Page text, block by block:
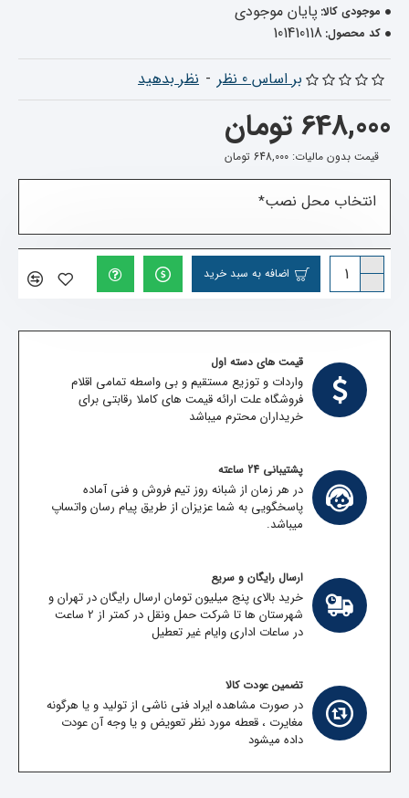
موجودی کالا: پایان موجودی
کد محصول: 101410118
بر اساس 0 نظر - نظر بدهید
648,000 تومان
قیمت بدون مالیات: 648,000 تومان
انتخاب محل نصب
اضافه به سبد خرید
قیمت های دسته اول
واردات و توزیع مستقیم و بی واسطه تمامی اقلام
فروشگاه علت ارائه قیمت های کاملا رقابتی برای
خریداران محترم میباشد
پشتیبانی 24 ساعته
در هر زمان از شبانه روز تیم فروش و فنی آماده
پاسخگویی به شما عزیزان از طریق پیام رسان واتساپ
میباشد.
ارسال رایگان و سریع
خرید بالای پنج میلیون تومان ارسال رایگان در تهران و
شهرستان ها تا شرکت حمل ونقل در کمتر از 2 ساعت
در ساعات اداری وایام غیر تعطیل
تضمین عودت کالا
در صورت مشاهده ایراد فنی ناشی از تولید و یا هرگونه
مغایرت ، قعطه مورد نظر تعویض و یا وجه آن عودت
داده میشود